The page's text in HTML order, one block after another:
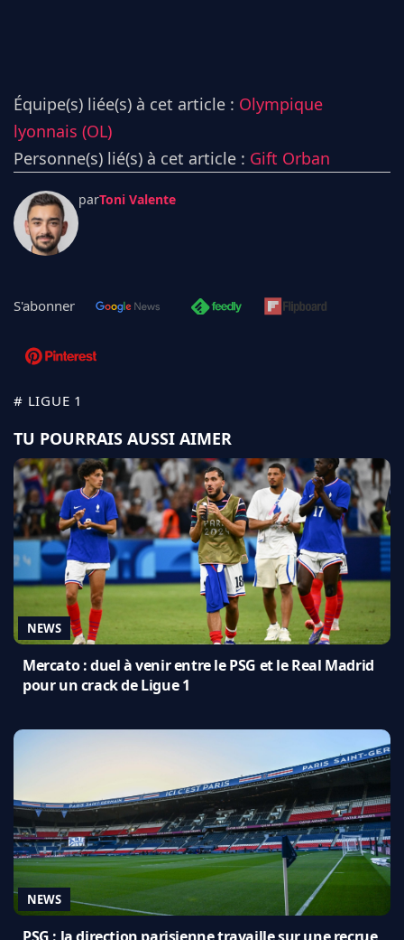
Équipe(s) liée(s) à cet article : Olympique
lyonnais (OL)
Personne(s) lié(s) à cet article : Gift Orban
parToni Valente
S'abonner
# LIGUE 1
TU POURRAIS AUSSI AIMER
NEWS
Mercato : duel à venir entre le PSG et le Real Madrid
pour un crack de Ligue 1
NEWS